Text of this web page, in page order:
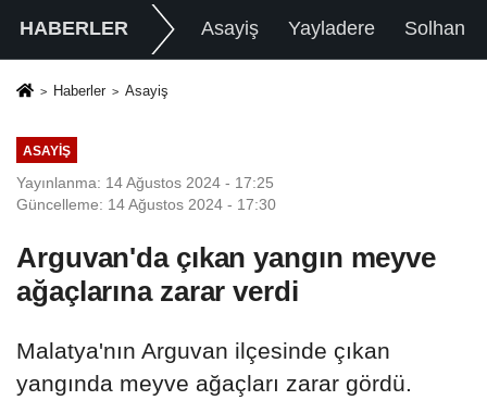
HABERLER Asayiş Yayladere Solhan
Haberler Asayiş
ASAYIŞ
Yayınlanma: 14 Ağustos 2024 - 17:25
Güncelleme: 14 Ağustos 2024 - 17:30
Arguvan'da çıkan yangın meyve
ağaçlarına zarar verdi
Malatya'nın Arguvan ilçesinde çıkan
yangında meyve ağaçları zarar gördü.